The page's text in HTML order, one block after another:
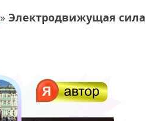
»Электродвижущая сила